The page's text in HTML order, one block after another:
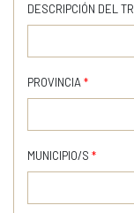
DESCRIPCIÓN DEL
PROVINCIA *
MUNICIPIO/S *